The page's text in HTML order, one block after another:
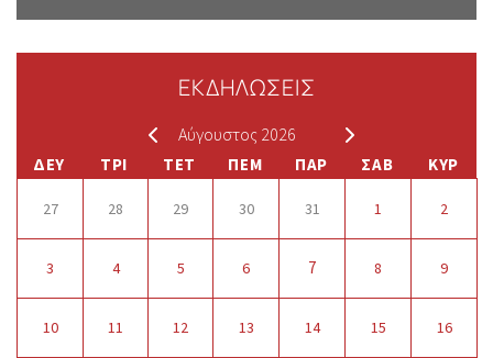
ΕΚΔΗΛΩΣΕΙΣ
Αύγουστος 2026
ΔΕΥ ΤΡΙ ΤΕΤ ΠΕΜ ΠΑΡ ΣΑΒ ΚΥΡ
27 28 29 30 31 1 2
3 4 5 6 7 8 9
10 11 12 13 14 15 16